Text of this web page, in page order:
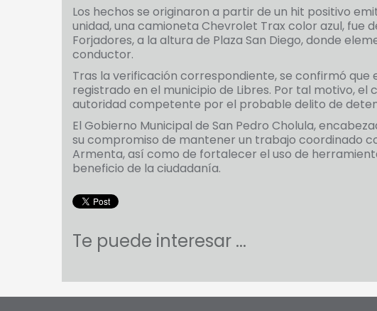
Los hechos se originaron a partir de un hit positivo
unidad, una camioneta Chevrolet Trax color azul,
Forjadores, a la altura de Plaza San Diego, donde
conductor.
Tras la verificación correspondiente, se confirmó
registrado en el municipio de Libres. Por tal motivo,
autoridad competente por el probable delito de
El Gobierno Municipal de San Pedro Cholula,
su compromiso de mantener un trabajo coordinado
Armenta, así como de fortalecer el uso de
beneficio de la ciudadanía.
Te puede interesar ...